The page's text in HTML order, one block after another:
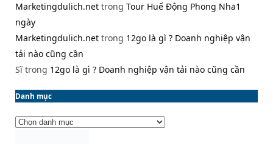
Marketingdulich.net trong Tour Huế Động Phong Nha1
ngày
Marketingdulich.net trong 12go là gì ? Doanh nghiệp vận
tải nào cũng cần
Sĩtrong 12go là gì ? Doanh nghiệp vận tải nào cũng cần
Danh mục
Danh